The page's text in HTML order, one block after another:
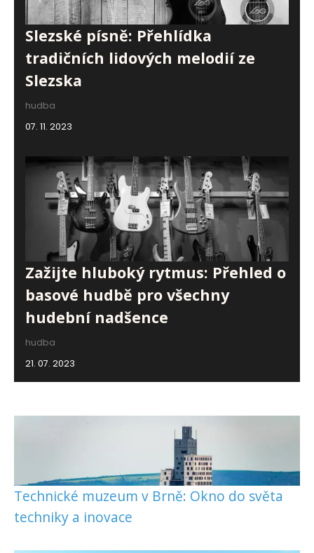
Slezské písně: Přehlídka
tradičních lidových melodií ze
Slezska
hudba
07. 11. 2023
Zažijte hluboký rytmus: Přehled o
basové hudbě pro všechny
hudební nadšence
hudba
21. 07. 2023
Technické muzeum v Brně: Okno do světa
techniky a inovace